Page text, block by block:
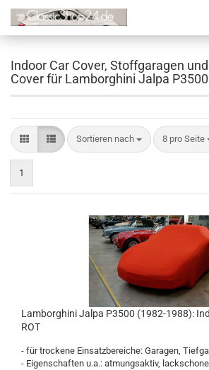
Indoor Car Cover, Stoffgaragen
Cover für Lamborghini Jalpa
Sortieren nach 8 pro Seite
1
Lamborghini Jalpa P3500 (1982-1988):
ROT
- für trockene Einsatzbereiche: Garagen,
- Eigenschaften u.a.: atmungsaktiv,